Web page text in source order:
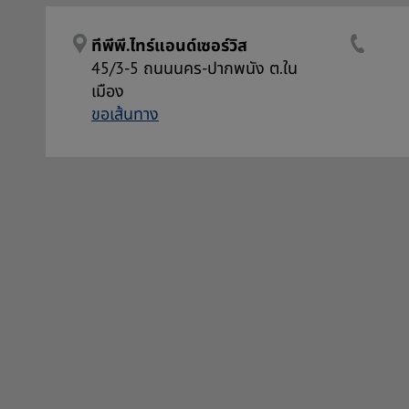
ทีพีพี.ไทร์แอนด์เซอร์วิส
45/3-5 ถนนนคร-ปากพนัง ต.ใน
เมือง
ขอเส้นทาง